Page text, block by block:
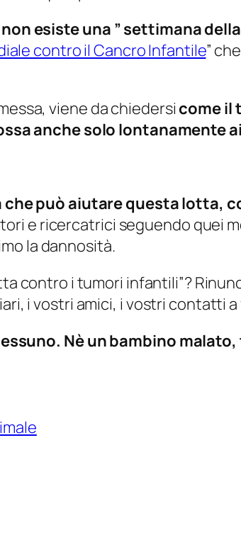
esiste una ” settimana
contro il Cancro Infantile”
viene da chiedersicome il
anche solo lontanamente
che può aiutare questa lotta,
e ricercatrici seguendo quei
la dannosità.
contro i tumori infantili”?
i vostri amici, i vostri contatti
Nè un bambino